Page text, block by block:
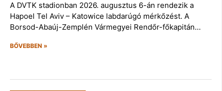
A DVTK stadionban 2026. augusztus 6-án rendezik a
Hapoel Tel Aviv – Katowice labdarúgó mérkőzést. A
Borsod-Abaúj-Zemplén Vármegyei Rendőr-főkapitán…
BŐVEBBEN »